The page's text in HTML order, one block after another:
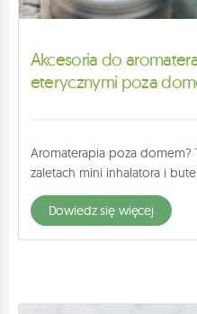
Akcesoria do
eterycznymi poza
Aromaterapia poza domem?
zaletach mini inhalatora i
dowiedz się więcej